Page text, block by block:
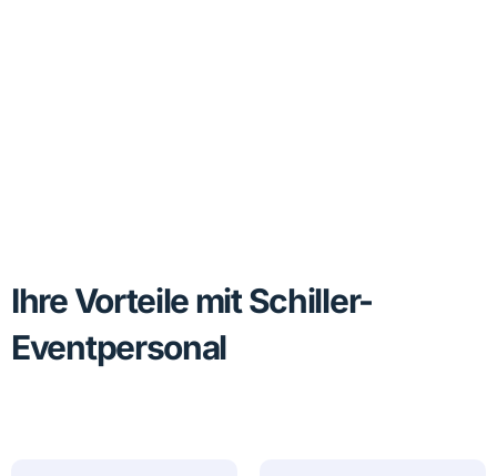
Ihre Vorteile mit Schiller-
Eventpersonal